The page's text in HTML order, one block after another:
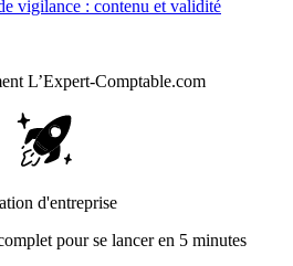
vigilance : contenu et validité
L’Expert-Comptable.com
d'entreprise
pour se lancer en 5 minutes